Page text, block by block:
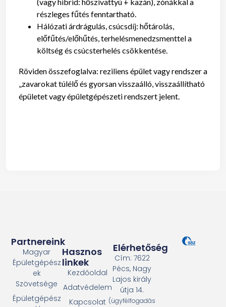
részleges fűtés fenntartható.
Hálózati árdrágulás, csúcsdíj: hőtárolás,
előfűtés/előhűtés, terhelésmenedzsmenttel a
költség és csúcsterhelés csökkentése.
Röviden összefoglalva: reziliens épület vagy rendszer a
„zavarokat túlélő és gyorsan visszaálló, visszaállítható
épületet vagy épületgépészeti rendszert jelent.
Elérhetőség
Cím: 7622
Pécs, Nagy
Lajos király
útja 14.
(ügyfélfogadás
Hasznos
linkek
Kezdőoldal
Adatvédelem
Kapcsolat
Partnereink
Magyar
Épületgépész
ek
Szövetsége
Épületgépész